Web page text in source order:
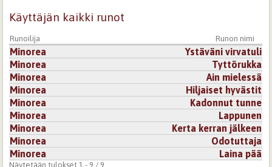
Käyttäjän kaikki runot
Runoilija Runon nimi
Minorea
Ystäväni virvatuli
Minorea
Tyttörukka
Minorea
Ain mielessä
Minorea
Hiljaiset hyvästit
Minorea
Kadonnut tunne
Minorea
Lappunen
Minorea
Kerta kerran jälkeen
Minorea
Odotuttaja
Minorea
Laina pää
Näytetään tulokset 1 - 9 / 9